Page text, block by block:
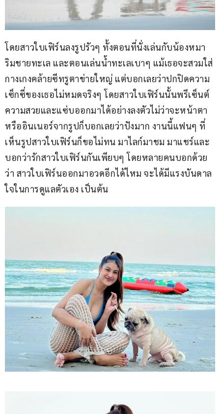
โดยสาวใบเฟิร์นลงรูปรัวๆ ทั้งตอนที่นั่งเล่นกับน้องหมา
ริมชายทะเล และตอนเล่นน้ำทะเลเบาๆ แม้เธอจะสวมใส่
กางเกงคล้ายซีทรูตาข่ายใหญ่ แต่บอกเลยว่าปกปิดความ
เซ็กซี่ของเธอไม่หมดจริงๆ โดยสาวใบเฟิร์นนั้นพรีเซ็นต์
ความสวยและแซ่บออกมาได้อย่างลงตัวไม่ว่าจะหน้าตา
หรืออินเนอร์จากรูปก็บอกเลยว่าปังมาก งานนี้แฟนๆ ที่
เห็นรูปสาวใบเฟิร์นก็ขอไม่ทน มาไลก์มาชม มาแชร์และ
บอกว่ารักสาวใบเฟิร์นกันเพียบๆ โดยหลายคนบอกด้วย
ว่า สาวใบเฟิร์นออกมาอวดอีกได้ไหม จะได้มีแรงบันดาล
ใจในการดูแลตัวเอง เป็นต้น